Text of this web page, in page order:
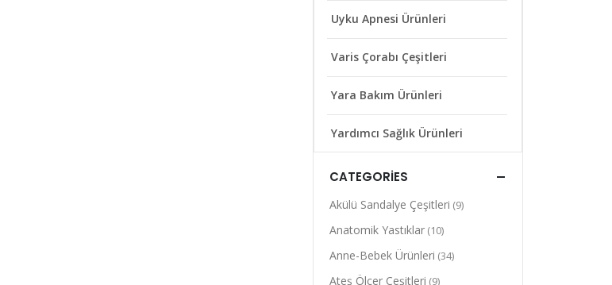
Uyku Apnesi Ürünleri
Varis Çorabı Çeşitleri
Yara Bakım Ürünleri
Yardımcı Sağlık Ürünleri
CATEGORIES
Akülü Sandalye Çeşitleri (9)
Anatomik Yastıklar (10)
Anne-Bebek Ürünleri (34)
Ateş Ölçer Çeşitleri (9)